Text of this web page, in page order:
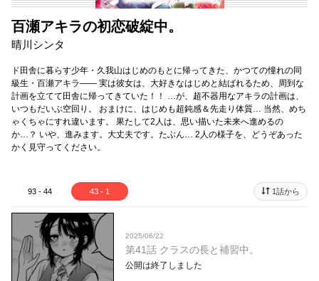
百瀬アキラの初恋破綻中。
晴川シンタ
ド田舎に暮らす少年・久我山はじめのもとに帰ってきた、かつての憧れの同
級生・百瀬アキラ―― 実は彼女は、大好きなはじめと結ばれるため、周到な
計画を立てて田舎に帰ってきていた！！ …が、超不器用なアキラの計画は、
いつもだいぶ空回り。 おまけに、はじめも超鈍感＆先走り体質… 当然、めち
ゃくちゃにすれ違います。 果たして2人は、思い描いた未来へ進めるの
か…？ いや、進みます。大丈夫です。たぶん… 2人の様子を、どうぞあった
かく見守ってください。
93 - 44 43 - 1 1話から
2025/06/22
第41話 クラスの長と補習中。
公開は終了しました